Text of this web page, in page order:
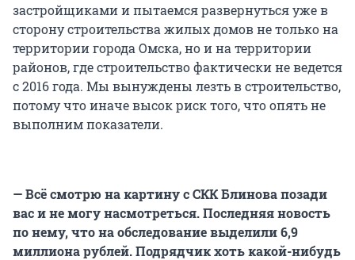
застройщиками и пытаемся развернуться уже в
сторону строительства жилых домов не только на
территории города Омска, но и на территории
районов, где строительство фактически не ведется
с 2016 года. Мы вынуждены лезть в строительство,
потому что иначе высок риск того, что опять не
выполним показатели.
— Всё смотрю на картину с СКК Блинова позади
вас и не могу насмотреться. Последняя новость
по нему, что на обследование выделили 6,9
миллиона рублей. Подрядчик хоть какой-нибудь